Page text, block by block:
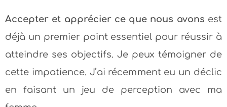
Accepter et apprécier ce que nous avons est
déjà un premier point essentiel pour réussir à
atteindre ses objectifs. Je peux témoigner de
cette impatience. J’ai récemment eu un déclic
en faisant un jeu de perception avec ma